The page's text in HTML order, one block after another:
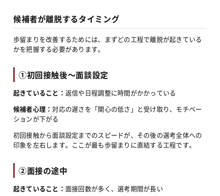
候補者が離脱するタイミング
歩留まりを改善するためには、まずどの工程で離脱が起きている
かを把握する必要があります。
①初回接触後〜面談設定
起きていること： 返信や日程調整に時間がかかっている
候補者心理：対応の遅さを「関心の低さ」と受け取り、モチベー
ションが下がる
初回接触から面談設定までのスピードが、その後の選考全体への
印象を左右します。ここが最も歩留まりに直結する工程です。
②面接の途中
起きていること： 面接回数が多く、選考期間が長い